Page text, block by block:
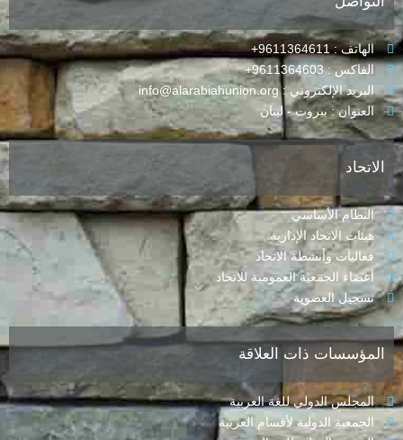
الهاتف : 9611364611+
الفاكس : 9611364603+
البريد الإلكتروني : info@alarabiahunion.org
العنوان : بيروت - لبنان
الاتحاد
النظام الأساسي
هيئات الاتحاد الإدارية
فعاليات وأنشطة الاتحاد
أعضاء الجمعية العمومية للاتحاد
تسجيل العضوية
المؤسسات ذات العلاقة
المجلس الدولي للغة العربية
الجمعية الدولية لأقسام العربية